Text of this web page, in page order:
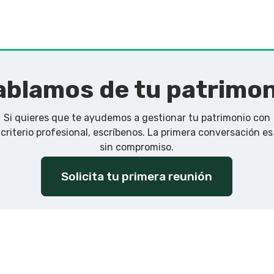
de tu
Si quieres que te ayudemos a gestionar tu patrimonio con
criterio profesional, escríbenos. La primera conversación es
sin compromiso.
Solicita tu primera reunión